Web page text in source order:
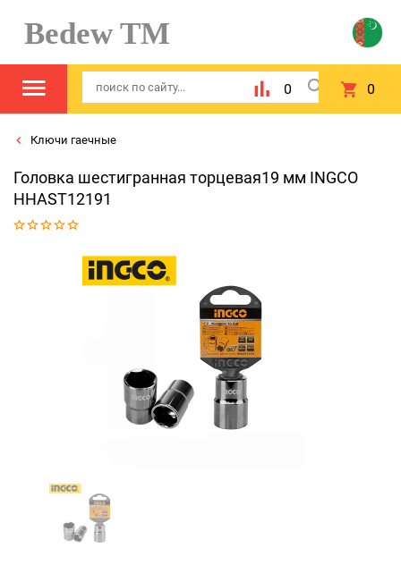
Bedew TM
0 0
Ключи гаечные
Головка шестигранная торцевая19 мм INGCO
HHAST12191